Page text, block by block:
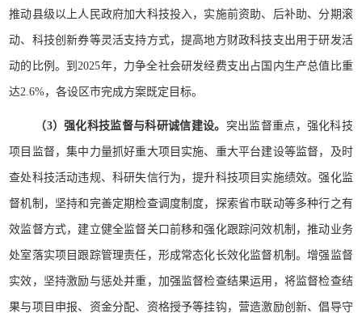
推动县级以上人民政府加大科技投入，实施前资助、后补助、分期滚
动、科技创新券等灵活支持方式，提高地方财政科技支出用于研发活
动的比例。到2025年，力争全社会研发经费支出占国内生产总值比重
达2.6%，各设区市完成方案既定目标。
（3）强化科技监督与科研诚信建设。 突出监督重点，强化科技
项目监督，集中力量抓好重大项目实施、重大平台建设等监督，及时
查处科技活动违规、科研失信行为，提升科技项目实施绩效。强化监
督机制，坚持和完善定期检查调度制度，探索省市联动等多种行之有
效监督方式，建立健全监督关口前移和强化跟踪问效机制，推动业务
处室落实项目跟踪管理责任，形成常态化长效化监督机制。增强监督
实效，坚持激励与惩处并重，加强监督检查结果运用，将监督检查结
果与项目申报、资金分配、资格授予等挂钩，营造激励创新、倡导守